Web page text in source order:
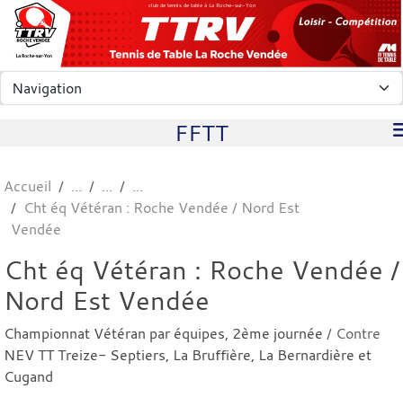
club de tennis de table à La Roche-sur-Yon
FFTT
Accueil
Cht éq Vétéran : Roche Vendée / Nord Est
Vendée
Cht éq Vétéran : Roche Vendée /
Nord Est Vendée
Championnat Vétéran par équipes, 2ème journée / Contre
NEV TT Treize- Septiers, La Bruffière, La Bernardière et
Cugand
Panneau de gestion des cookies